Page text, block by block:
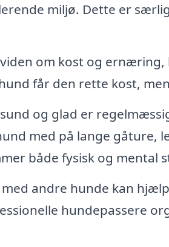
miljø. Dette er
om kost og ernæring,
får den rette kost,
og glad er
med på lange gåture,
både fysisk og mental
andre hunde kan
hundepassere